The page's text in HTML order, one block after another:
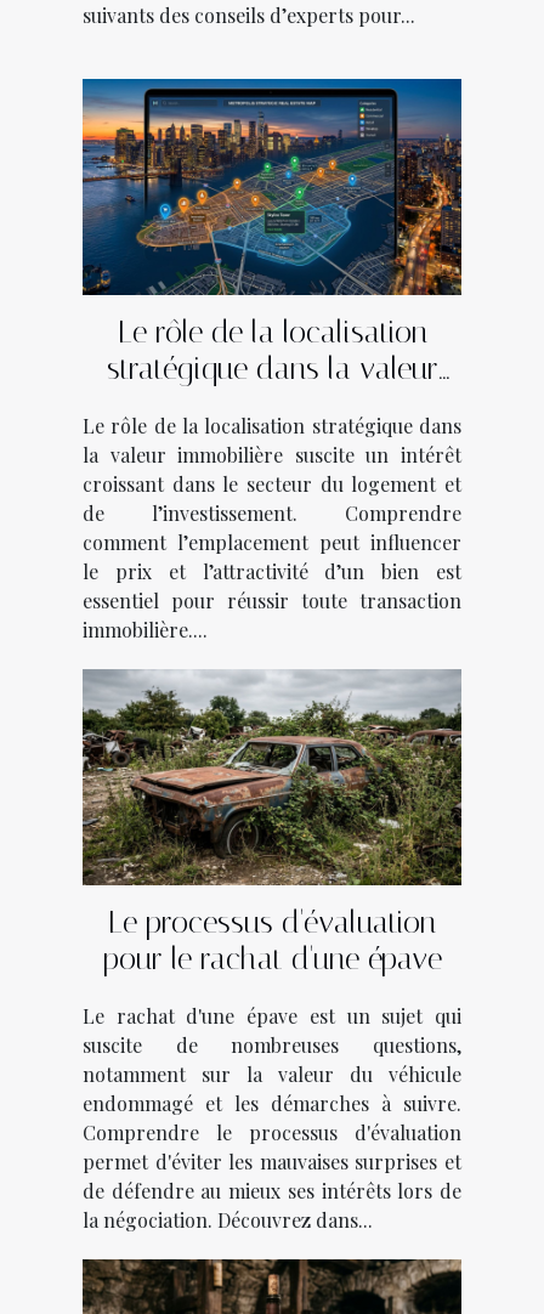
suivants des conseils d’experts pour...
Le rôle de la localisation
stratégique dans la valeur
Le rôle de la localisation stratégique dans
la valeur immobilière suscite un intérêt
croissant dans le secteur du logement et
de l’investissement. Comprendre
comment l’emplacement peut influencer
le prix et l’attractivité d’un bien est
essentiel pour réussir toute transaction
immobilière....
Le processus d'évaluation
pour le rachat d'une épave
Le rachat d'une épave est un sujet qui
suscite de nombreuses questions,
notamment sur la valeur du véhicule
endommagé et les démarches à suivre.
Comprendre le processus d'évaluation
permet d'éviter les mauvaises surprises et
de défendre au mieux ses intérêts lors de
la négociation. Découvrez dans...